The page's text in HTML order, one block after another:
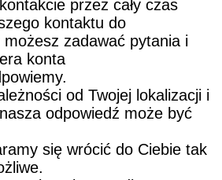
przez cały czas
kontaktu do
możesz zadawać pytania i
konta
od Twojej lokalizacji i
odpowiedź może być
się wrócić do Ciebie tak